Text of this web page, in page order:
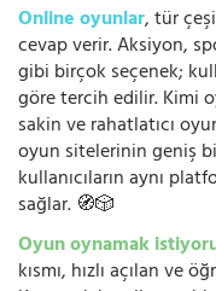
Online oyunlar, tür
cevap verir. Aksiyon,
gibi birçok seçenek;
göre tercih edilir. Kimi
sakin ve rahatlatıcı
oyun sitelerinin geniş
kullanıcıların aynı
sağlar. 🧭🎲
Oyun oynamak
kısmı, hızlı açılan ve